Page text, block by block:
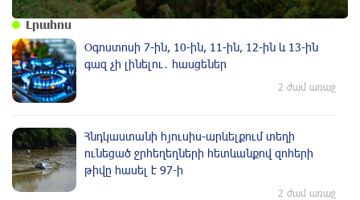
Լրահոս
Օգոստոսի 7-ին, 10-ին, 11-ին, 12-ին և 13-ին
գազ չի լինելու․ հասցեներ
2 ժամ առաջ
Հնդկաստանի հյուսիս-արևելքում տեղի
ունեցած ջրհեղեղների հետևանքով զոհերի
թիվը հասել է 97-ի
2 ժամ առաջ